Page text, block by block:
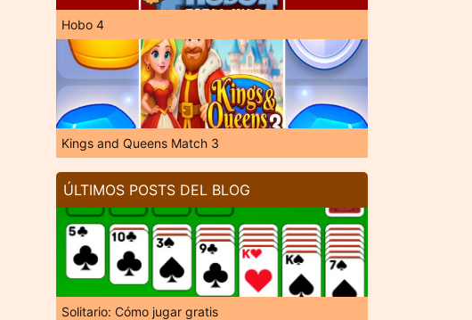
Hobo 4
Kings and Queens Match 3
ÚLTIMOS POSTS DEL BLOG
Solitario: Cómo jugar gratis